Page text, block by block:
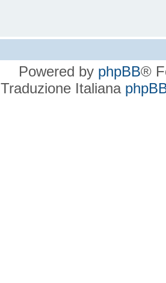
Powered by phpBB®
Traduzione Italiana